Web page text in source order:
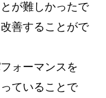
が難しかったで
善することがで
ォーマンスを
ていることで